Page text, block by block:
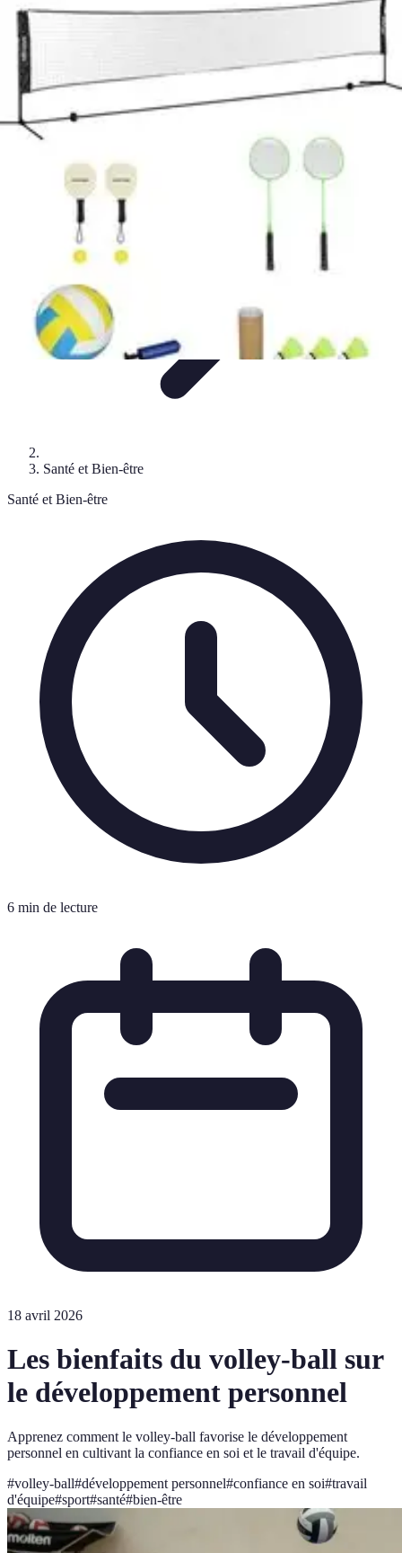
Passion Volley
Techniques et Astuces
Débuter
au Volley
Passion Volley
Santé et Bien-être
Santé et Bien-être
6 min de lecture
18 avril 2026
Les bienfaits du volley-ball sur
le développement personnel
Apprenez comment le volley-ball favorise le développement
personnel en cultivant la confiance en soi et le travail d'équipe.
#volley-ball#développement personnel#confiance en soi#travail
d'équipe#sport#santé#bien-être